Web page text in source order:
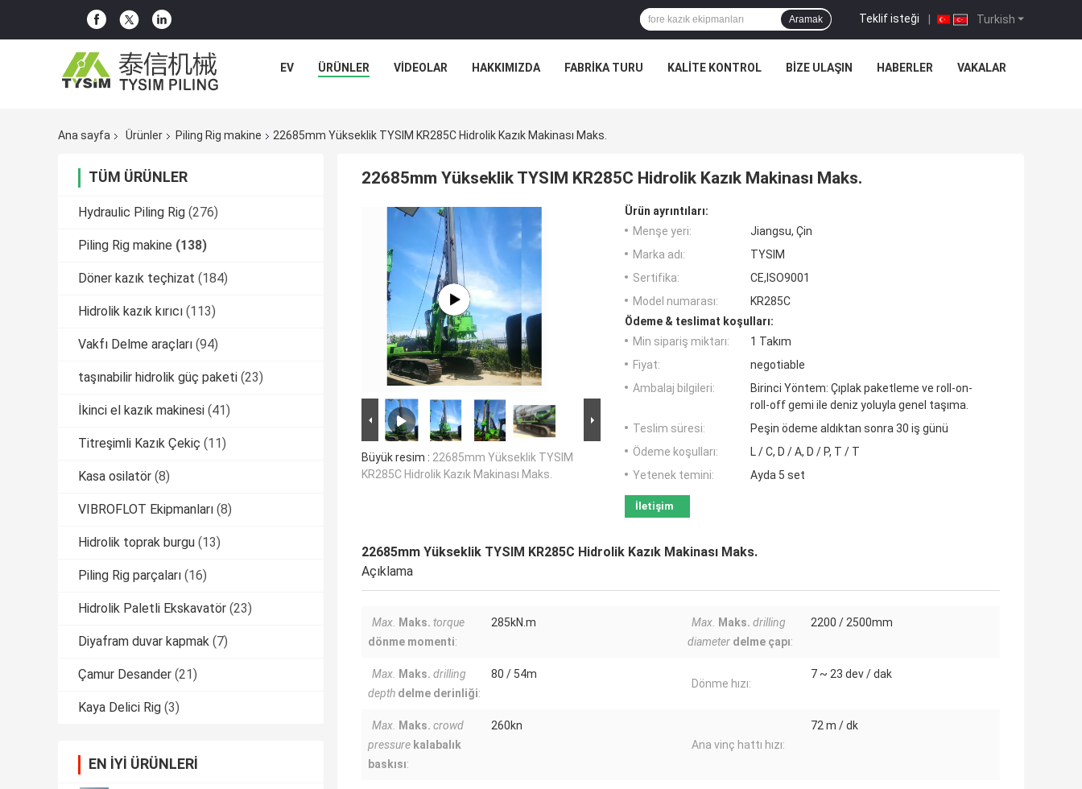
Turkish
Teklif isteği |
Aramak
EV ÜRÜNLER VIDEOLAR HAKKIMIZDA FABRIKA TURU KALITE KONTROL BIZE ULAŞIN HABERLER VAKALAR
Ana sayfa Ürünler Piling Rig makine 22685mm Yükseklik TYSIM KR285C Hidrolik Kazık Makinası Maks.
TÜM ÜRÜNLER
Hydraulic Piling Rig (276)
Piling Rig makine (138)
Döner kazık teçhizat (184)
Hidrolik kazık kırıcı (113)
Vakfı Delme araçları (94)
taşınabilir hidrolik güç paketi (23)
İkinci el kazık makinesi (41)
Titreşimli Kazık Çekiç (11)
Kasa osilatör (8)
VIBROFLOT Ekipmanları (8)
Hidrolik toprak burgu (13)
Piling Rig parçaları (16)
Hidrolik Paletli Ekskavatör (23)
Diyafram duvar kapmak (7)
Çamur Desander (21)
Kaya Delici Rig (3)
EN IYI ÜRÜNLERI
22685mm Yükseklik TYSIM KR285C Hidrolik Kazık Makinası Maks.
Büyük resim : 22685mm Yükseklik TYSIM
KR285C Hidrolik Kazık Makinası Maks.
Ürün ayrıntıları:
Menşe yeri:
Jiangsu, Çin
Marka adı:
TYSIM
Sertifika:
CE,ISO9001
Model numarası:
KR285C
Ödeme & teslimat koşulları:
Min sipariş miktarı:
1 Takım
Fiyat:
negotiable
Ambalaj bilgileri:
Birinci Yöntem: Çıplak paketleme ve roll-on-
roll-off gemi ile deniz yoluyla genel taşıma.
Teslim süresi:
Peşin ödeme aldıktan sonra 30 iş günü
Ödeme koşulları:
L / C, D / A, D / P, T / T
Yetenek temini:
Ayda 5 set
İletişim
22685mm Yükseklik TYSIM KR285C Hidrolik Kazık Makinası Maks.
Açıklama
Max. Maks. torque
dönme momenti:
285kN.m Max. Maks. drilling
diameter delme çapı:
2200 / 2500mm
Max. Maks. drilling
depth delme derinliği:
80 / 54m
Dönme hızı:
7 ~ 23 dev / dak
Max. Maks. crowd
pressure kalabalık
baskısı:
260kn
Ana vinç hattı hızı:
72 m / dk